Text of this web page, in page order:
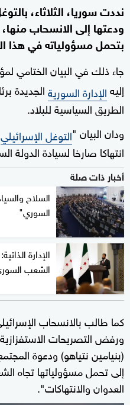
نددت سوريا، الثلاثاء،
ودعتها إلى الانسحاب
بتحمل مسؤولياته في هذا
جاء ذلك في البيان الختامي
إليهالإدارة السوريةالجديدة
الطريق السياسية للبلاد.
ودان البيان "التوغل الإسرائيلي
انتهاكا صارخا لسيادة الدولة
أخبار ذات صلة
السلاح
السوري"
الإدارة
الشعب
كما طالب بالانسحاب
ورفض التصريحات
(بنيامين نتياهو) ودعوة
إلى تحمل مسؤولياتها
العدوان والانتهاكات".